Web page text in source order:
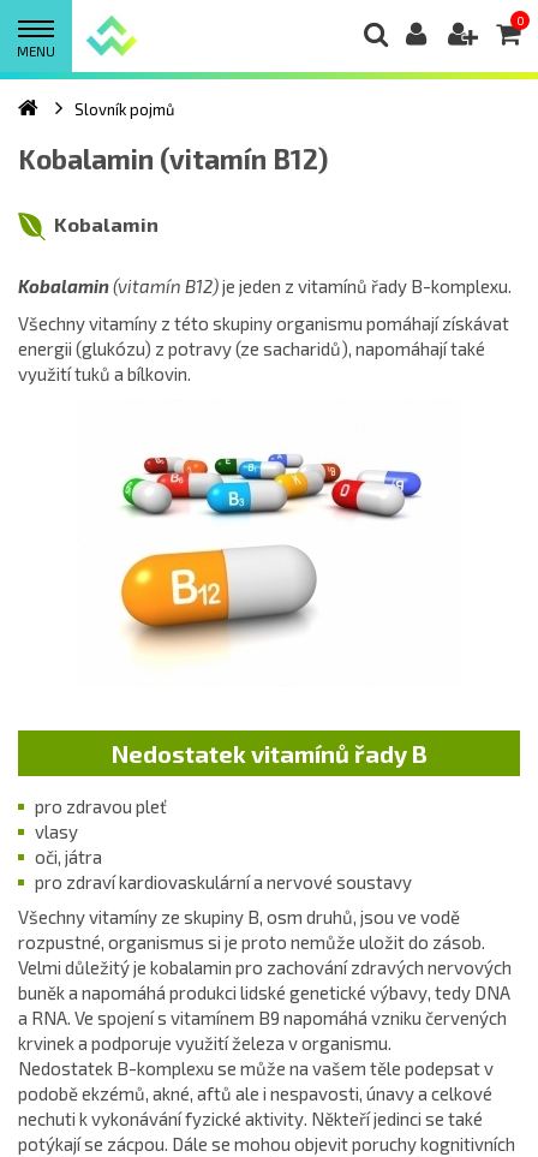
MENU
0
Slovník pojmů
Kobalamin (vitamín B12)
Kobalamin
Kobalamin(vitamín B12)je jeden z vitamínů řady B-komplexu.
Všechny vitamíny z této skupiny organismu pomáhají získávat
energii (glukózu) z potravy (ze sacharidů), napomáhají také
využití tuků a bílkovin.
Nedostatek vitamínů řady B
pro zdravou pleť
vlasy
oči, játra
pro zdraví kardiovaskulární a nervové soustavy
Všechny vitamíny ze skupiny B, osm druhů, jsou ve vodě
rozpustné, organismus si je proto nemůže uložit do zásob.
Velmi důležitý je kobalamin pro zachování zdravých nervových
buněk a napomáhá produkci lidské genetické výbavy, tedy DNA
a RNA. Ve spojení s vitamínem B9 napomáhá vzniku červených
krvinek a podporuje využití železa v organismu.
Nedostatek B-komplexu se může na vašem těle podepsat v
podobě ekzémů, akné, aftů ale i nespavosti, únavy a celkové
nechuti k vykonávání fyzické aktivity. Někteří jedinci se také
potýkají se zácpou. Dále se mohou objevit poruchy kognitivních